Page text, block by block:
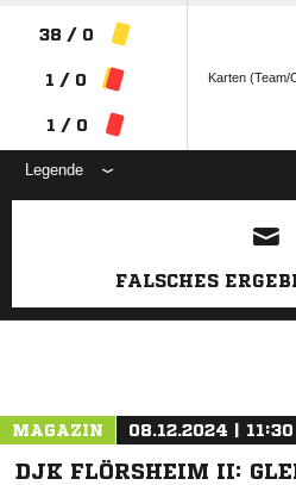
38 / 0
1 / 0
1 / 0
Karten (Team/
Legende
ANZEIGE
FALSCHES
MAGAZIN 08.12.2024 | 11:30
DJK FLÖRSHEIM II: